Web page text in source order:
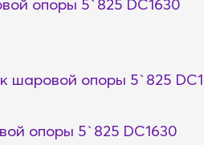
опоры 5`825 DC1630
шаровой опоры 5`825
опоры 5`825 DC1630